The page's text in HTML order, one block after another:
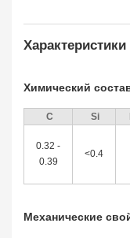
Химический
С Si
0.32 -
0.39
<0.4
Механические